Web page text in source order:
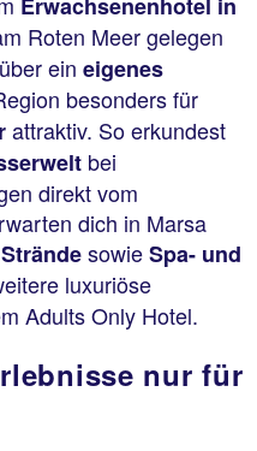
Roten Meer gelegen
ein eigenes
besonders für
attraktiv. So erkundest
bei
direkt vom
dich in Marsa
sowieSpa- und
luxuriöse
Adults Only Hotel.
nur für